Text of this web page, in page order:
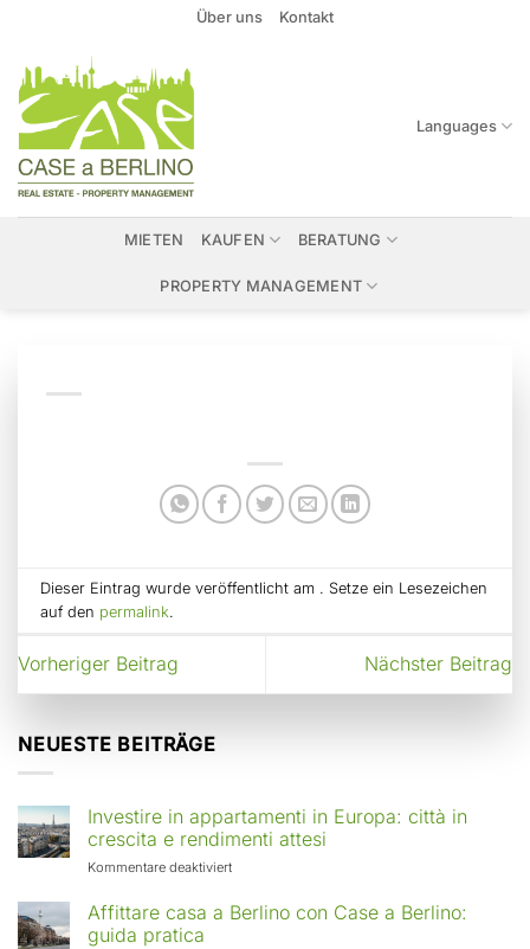
springen
Über uns Kontakt
Languages
MIETEN KAUFEN BERATUNG
PROPERTY MANAGEMENT
Dieser Eintrag wurde veröffentlicht am . Setze ein Lesezeichen
auf den permalink.
Vorheriger Beitrag Nächster Beitrag
NEUESTE BEITRÄGE
Investire in appartamenti in Europa: città in
crescita e rendimenti attesi
Kommentare deaktiviertfür
in
Affittare casa a Berlino con Case a Berlino:
guida pratica